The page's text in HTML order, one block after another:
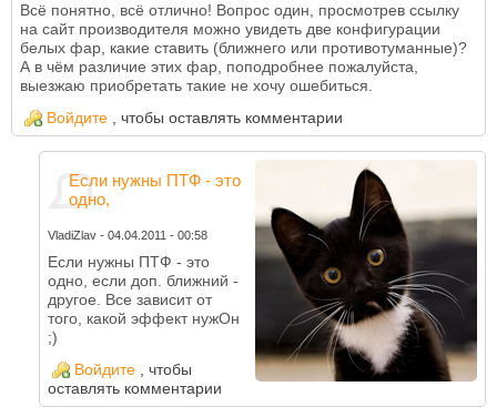
Всё понятно, всё отлично! Вопрос один, просмотрев ссылку
на сайт производителя можно увидеть две конфигурации
белых фар, какие ставить (ближнего или противотуманные)?
А в чём различие этих фар, поподробнее пожалуйста,
выезжаю приобретать такие не хочу ошебиться.
Войдите , чтобы оставлять комментарии
Если нужны ПТФ - это
одно,
VladiZlav- 04.04.2011 - 00:58
Если нужны ПТФ - это
одно, если доп. ближний -
другое. Все зависит от
того, какой эффект нужОн
;)
Войдите
, чтобы
оставлять комментарии